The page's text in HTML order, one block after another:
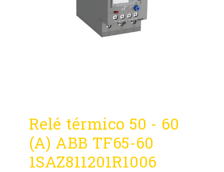
Relé térmico 50 - 60
(A) ABB TF65-60
1SAZ811201R1006